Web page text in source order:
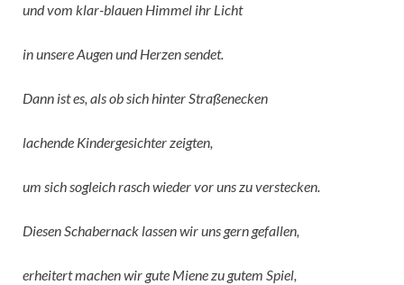
und vom klar-blauen Himmel ihr Licht
in unsere Augen und Herzen sendet.
Dann ist es, als ob sich hinter Straßenecken
lachende Kindergesichter zeigten,
um sich sogleich rasch wieder vor uns zu verstecken.
Diesen Schabernack lassen wir uns gern gefallen,
erheitert machen wir gute Miene zu gutem Spiel,